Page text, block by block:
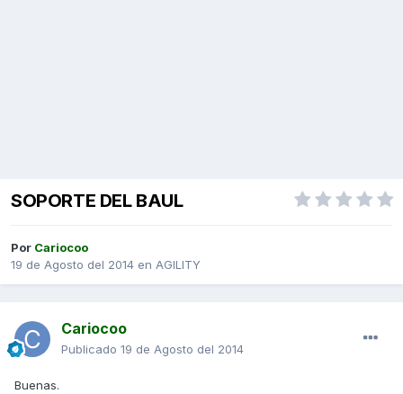
SOPORTE DEL BAUL
Por Cariocoo
19 de Agosto del 2014 en AGILITY
Cariocoo
Publicado 19 de Agosto del 2014
Buenas.